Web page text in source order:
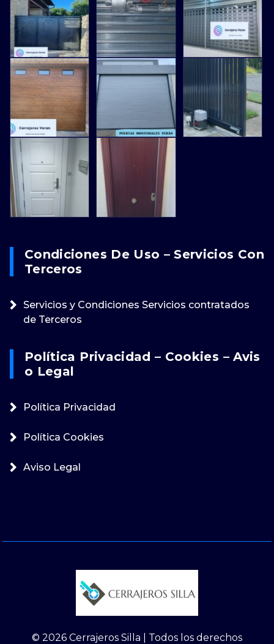
Condiciones De Uso – Servicios Con
Terceros
Servicios y Condiciones Servicios contratados
de Terceros
Política Privacidad – Cookies – Avis
O Legal
Política Privacidad
Política Cookies
Aviso Legal
© 2026 Cerrajeros Silla | Todos los derechos